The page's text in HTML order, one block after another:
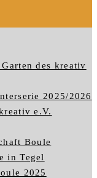
des kreativ
2025/2026
e.V.
Boule
in Tegel
2025